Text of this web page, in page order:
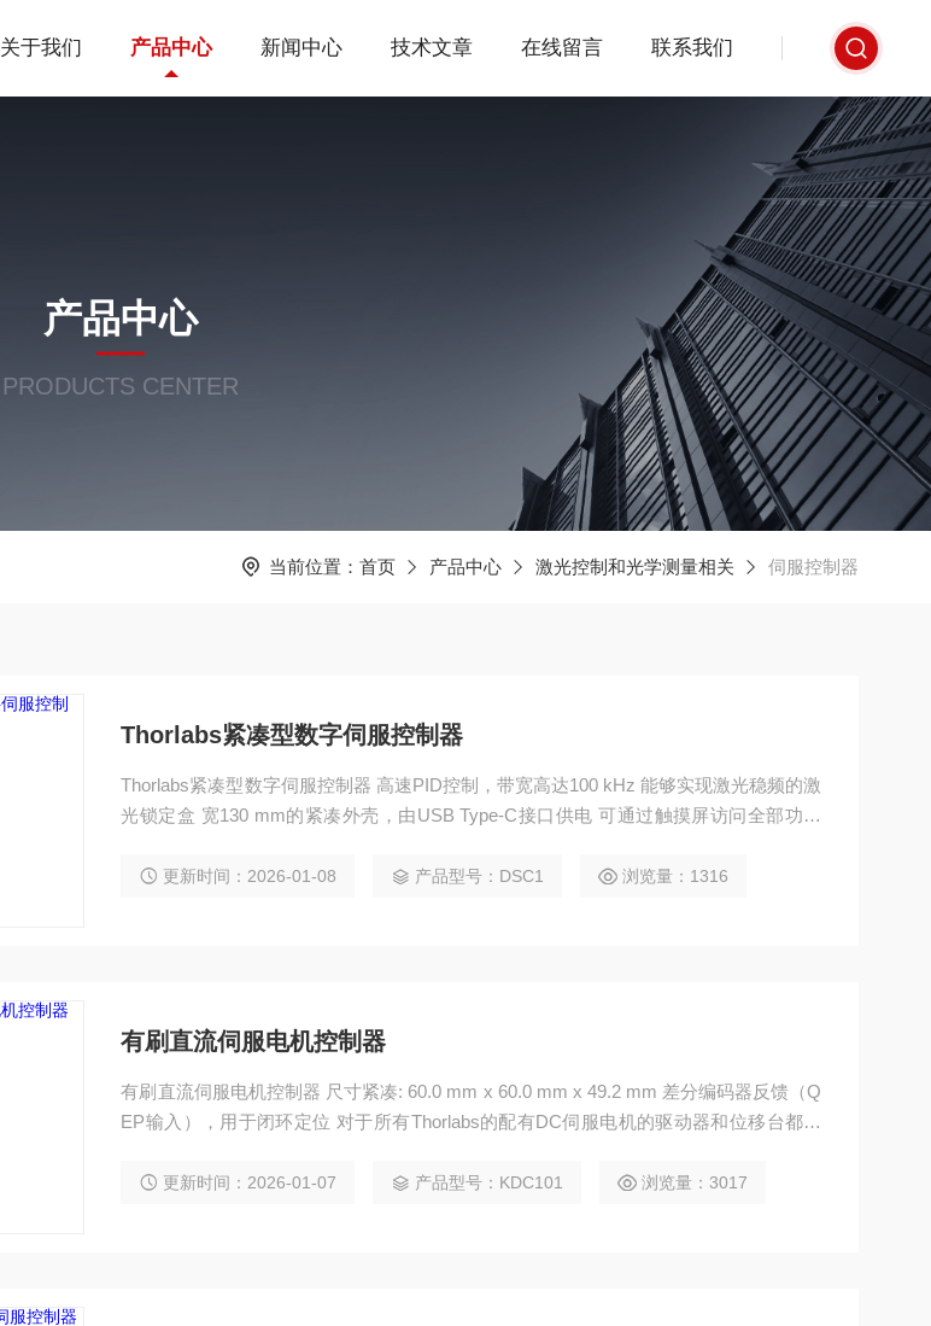
关于我们 产品中心 新闻中心 技术文章 在线留言 联系我们
产品中心
PRODUCTS CENTER
当前位置： 首页 产品中心 激光控制和光学测量相关 伺服控制器
Thorlabs紧凑型数字伺服控制器
Thorlabs紧凑型数字伺服控制器 高速PID控制，带宽高达100 kHz 能够实现激光稳频的激
光锁定盒 宽130 mm的紧凑外壳，由USB Type-C接口供电 可通过触摸屏访问全部功能
更新时间：2026-01-08 产品型号：DSC1 浏览量：1316
有刷直流伺服电机控制器
有刷直流伺服电机控制器 尺寸紧凑: 60.0 mm x 60.0 mm x 49.2 mm 差分编码器反馈（Q
EP输入），用于闭环定位 对于所有Thorlabs的配有DC伺服电机的驱动器和位移台都有
更新时间：2026-01-07 产品型号：KDC101 浏览量：3017